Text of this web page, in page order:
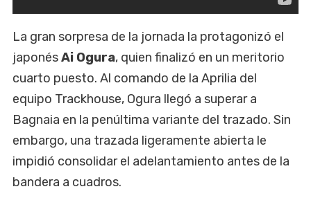
La gran sorpresa de la jornada la protagonizó el
japonésAi Ogura, quien finalizó en un meritorio
cuarto puesto. Al comando de la Aprilia del
equipo Trackhouse, Ogura llegó a superar a
Bagnaia en la penúltima variante del trazado. Sin
embargo, una trazada ligeramente abierta le
impidió consolidar el adelantamiento antes de la
bandera a cuadros.